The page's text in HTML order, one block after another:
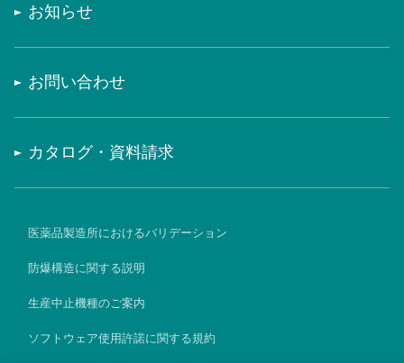
お知らせ
お問い合わせ
カタログ・資料請求
医薬品製造所におけるバリデーション
防爆構造に関する説明
生産中止機種のご案内
ソフトウェア使用許諾に関する規約